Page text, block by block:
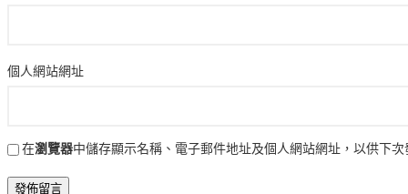
個人網站網址
在瀏覽器中儲存顯示名稱、電子郵件地址及個人網站網址，以供下次